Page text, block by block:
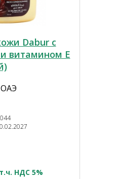
Dabur с
витамином Е
НДС 5%